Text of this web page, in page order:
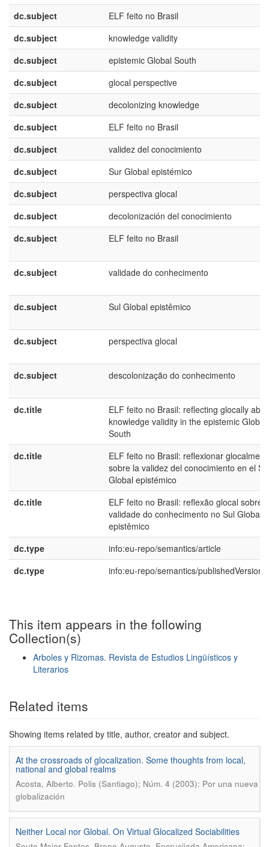
dc.subject
ELF feito no Brasil
dc.subject
knowledge validity
dc.subject
epistemic Global South
dc.subject
glocal perspective
dc.subject
decolonizing knowledge
dc.subject
ELF feito no Brasil
dc.subject
validez del conocimiento
dc.subject
Sur Global epistémico
dc.subject
perspectiva glocal
dc.subject
decolonización del conocimiento
dc.subject
ELF feito no Brasil
dc.subject validade do conhecimento
dc.subject Sul Global epistêmico
dc.subject perspectiva glocal
dc.subject descolonização do conhecimento
dc.title
ELF feito no Brasil: reflecting glocally
knowledge validity in the epistemic Global
South
dc.title
ELF feito no Brasil: reflexionar
sobre la validez del conocimiento en el
Global epistémico
dc.title
ELF feito no Brasil: reflexão glocal sobre a
validade do conhecimento no Sul Global
epistêmico
dc.type
info:eu-repo/semantics/article
dc.type
info:eu-repo/semantics/publishedVersion
This item appears in the following
Collection(s)
Arboles y Rizomas. Revista de Estudios Lingüísticos y
Literarios
Related items
Showing items related by title, author, creator and subject.
At the crossroads of glocalization. Some thoughts from local,
national and global realms
Acosta, Alberto. Polis (Santiago); Núm. 4 (2003): Por una nueva
globalización
Neither Local nor Global. On Virtual Glocalized Sociabilities